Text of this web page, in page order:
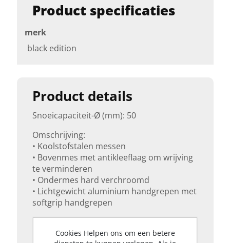
Product details
Snoeicapaciteit-Ø (mm): 50
Omschrijving:
• Koolstofstalen messen
• Bovenmes met antikleeflaag om wrijving
te verminderen
• Ondermes hard verchroomd
• Lichtgewicht aluminium handgrepen met
softgrip handgrepen
Gewicht (g): 1380
Product specificaties
merk
black edition
Cookies Helpen ons om een betere